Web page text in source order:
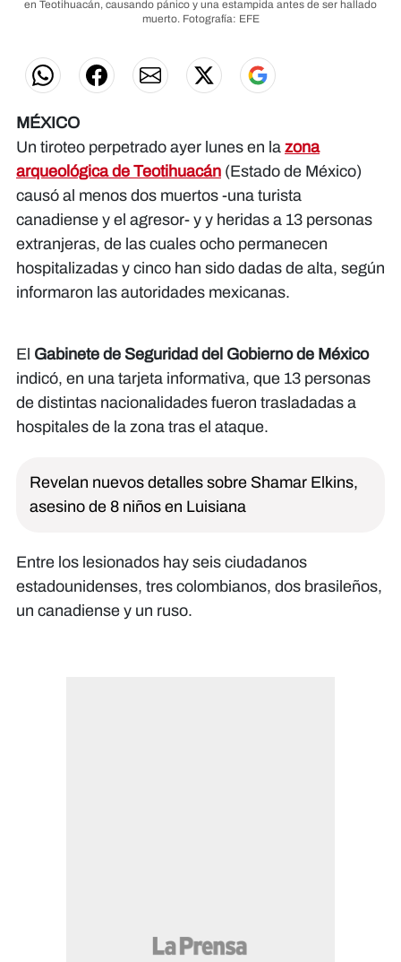
en Teotihuacán, causando pánico y una estampida antes de ser hallado
muerto. Fotografía: EFE
MÉXICO
Un tiroteo perpetrado ayer lunes en la zona
arqueológica de Teotihuacán (Estado de México)
causó al menos dos muertos -una turista
canadiense y el agresor- y y heridas a 13 personas
extranjeras, de las cuales ocho permanecen
hospitalizadas y cinco han sido dadas de alta, según
informaron las autoridades mexicanas.
El Gabinete de Seguridad del Gobierno de México
indicó, en una tarjeta informativa, que 13 personas
de distintas nacionalidades fueron trasladadas a
hospitales de la zona tras el ataque.
Revelan nuevos detalles sobre Shamar Elkins,
asesino de 8 niños en Luisiana
Entre los lesionados hay seis ciudadanos
estadounidenses, tres colombianos, dos brasileños,
un canadiense y un ruso.